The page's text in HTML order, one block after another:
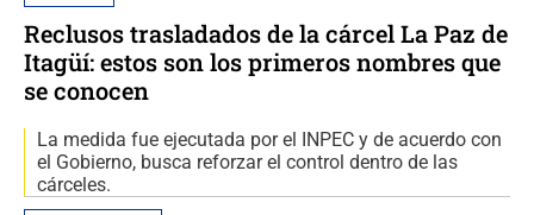
Reclusos trasladados de la cárcel La Paz de
Itagüí: estos son los primeros nombres que
se conocen
La medida fue ejecutada por el INPEC y de acuerdo con
el Gobierno, busca reforzar el control dentro de las
cárceles.